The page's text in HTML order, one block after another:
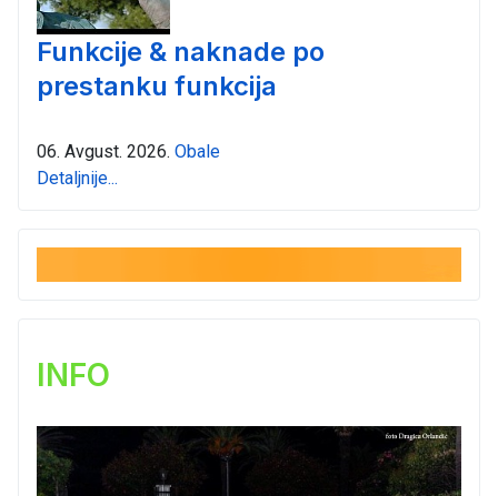
Funkcije & naknade po
prestanku funkcija
06. Avgust. 2026. Obale
Detaljnije...
INFO